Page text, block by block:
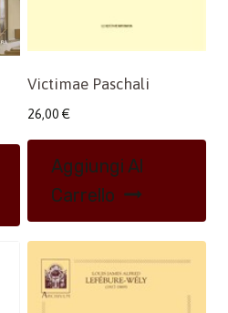
Victimae Paschali
26,00 €
Aggiungi Al
Carrello